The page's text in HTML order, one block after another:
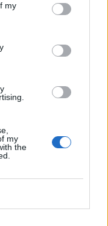
my
my
the
τα